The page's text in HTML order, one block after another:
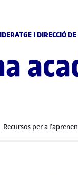
I DIRECCIÓ
Recursos per a